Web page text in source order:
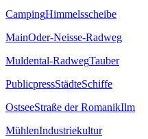
CampingHimmelsscheibe
MainOder-Neisse-Radweg
Muldental-RadwegTauber
PublicpressStädteSchiffe
OstseeStraße der RomanikIlm
MühlenIndustriekultur